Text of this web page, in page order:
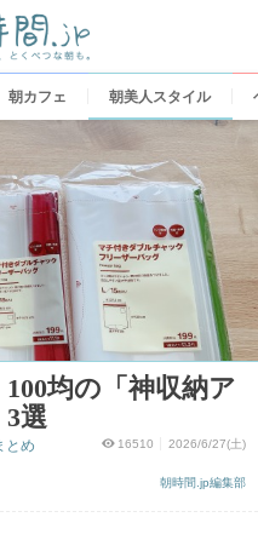
朝カフェ 朝美人スタイル
均の「神収納ア
選
16510 2026/6/27(土)
朝時間.jp編集部
とめ